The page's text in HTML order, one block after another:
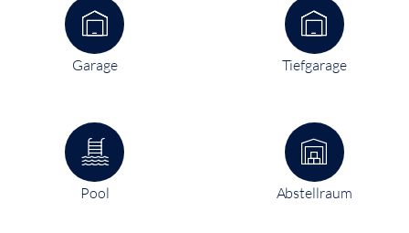
Garage Tiefgarage
Pool Abstellraum